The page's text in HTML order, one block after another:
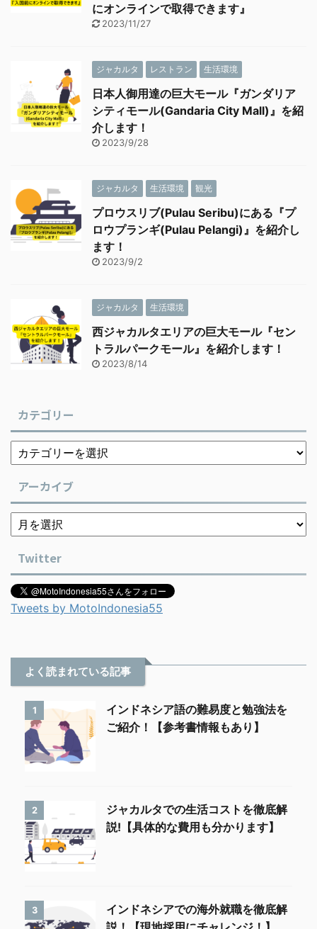
にオンラインで取得できます』
2023/11/27
ジャカルタ レストラン 生活環境
日本人御用達の巨大モール『ガンダリア
シティモール(Gandaria City Mall)』を紹
介します！
2023/9/28
ジャカルタ 生活環境 観光
プロウスリブ(Pulau Seribu)にある『プ
ロウプランギ(Pulau Pelangi)』を紹介し
ます！
2023/9/2
ジャカルタ 生活環境
西ジャカルタエリアの巨大モール『セン
トラルパークモール』を紹介します！
2023/8/14
カテゴリー
アーカイブ
Twitter
Tweets by MotoIndonesia55
よく読まれている記事
1
インドネシア語の難易度と勉強法を
ご紹介！【参考書情報もあり】
2
ジャカルタでの生活コストを徹底解
説!【具体的な費用も分かります】
3
インドネシアでの海外就職を徹底解